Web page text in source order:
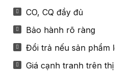
CO, CQ đầy đủ
Bảo hành rõ ràng
Đổi trả nếu sản phẩm
Giá cạnh tranh trên